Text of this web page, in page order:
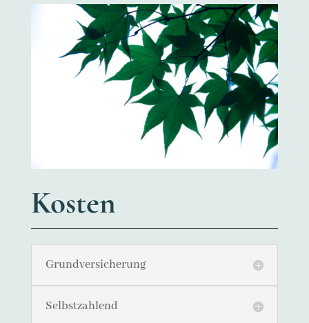
Kosten
Grundversicherung
Selbstzahlend